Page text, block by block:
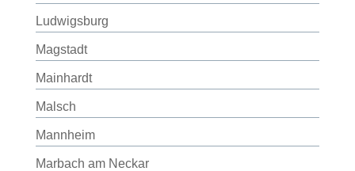
Ludwigsburg
Magstadt
Mainhardt
Malsch
Mannheim
Marbach am Neckar